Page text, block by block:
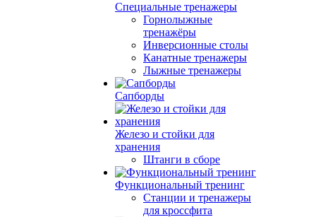
Специальные тренажеры
Горнолыжные
тренажёры
Инверсионные столы
Канатные тренажеры
Лыжные тренажеры
Сапборды
Железо и стойки для
хранения
Штанги в сборе
Функциональный тренинг
Станции и тренажеры
для кроссфита